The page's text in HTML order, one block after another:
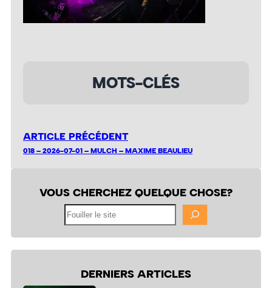
MOTS-CLÉS
ARTICLE PRÉCÉDENT
018 – 2026-07-01 – MULCH – MAXIME BEAULIEU
VOUS CHERCHEZ QUELQUE CHOSE?
DERNIERS ARTICLES